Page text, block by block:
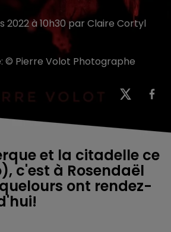
2022 à 10h30 par Claire Cortyl
© Pierre Volot Photographe
et la citadelle ce
c'est à Rosendaël
ont rendez-